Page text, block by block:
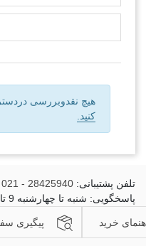
هیچ نقدوبررسی
کنید.
تلفن پشتیبانی: 28425940 - 021
پاسخگویی: شنبه تا چهارشنبه 9 تا 17:30، پنجشنبه 9 تا 14:30
خرید پیگیری